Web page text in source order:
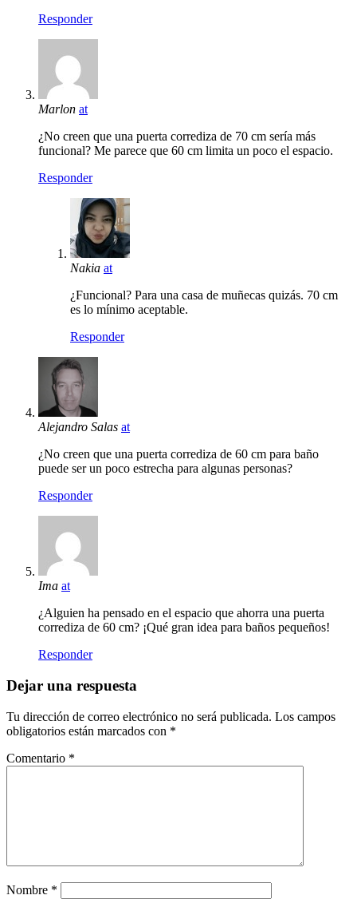
Responder
Marlon at
¿No creen que una puerta corrediza de 70 cm sería más
funcional? Me parece que 60 cm limita un poco el espacio.
Responder
Nakia at
¿Funcional? Para una casa de muñecas quizás. 70 cm
es lo mínimo aceptable.
Responder
Alejandro Salas at
¿No creen que una puerta corrediza de 60 cm para baño
puede ser un poco estrecha para algunas personas?
Responder
Ima at
¿Alguien ha pensado en el espacio que ahorra una puerta
corrediza de 60 cm? ¡Qué gran idea para baños pequeños!
Responder
Dejar una respuesta
Tu dirección de correo electrónico no será publicada. Los campos
obligatorios están marcados con *
Comentario *
Nombre *